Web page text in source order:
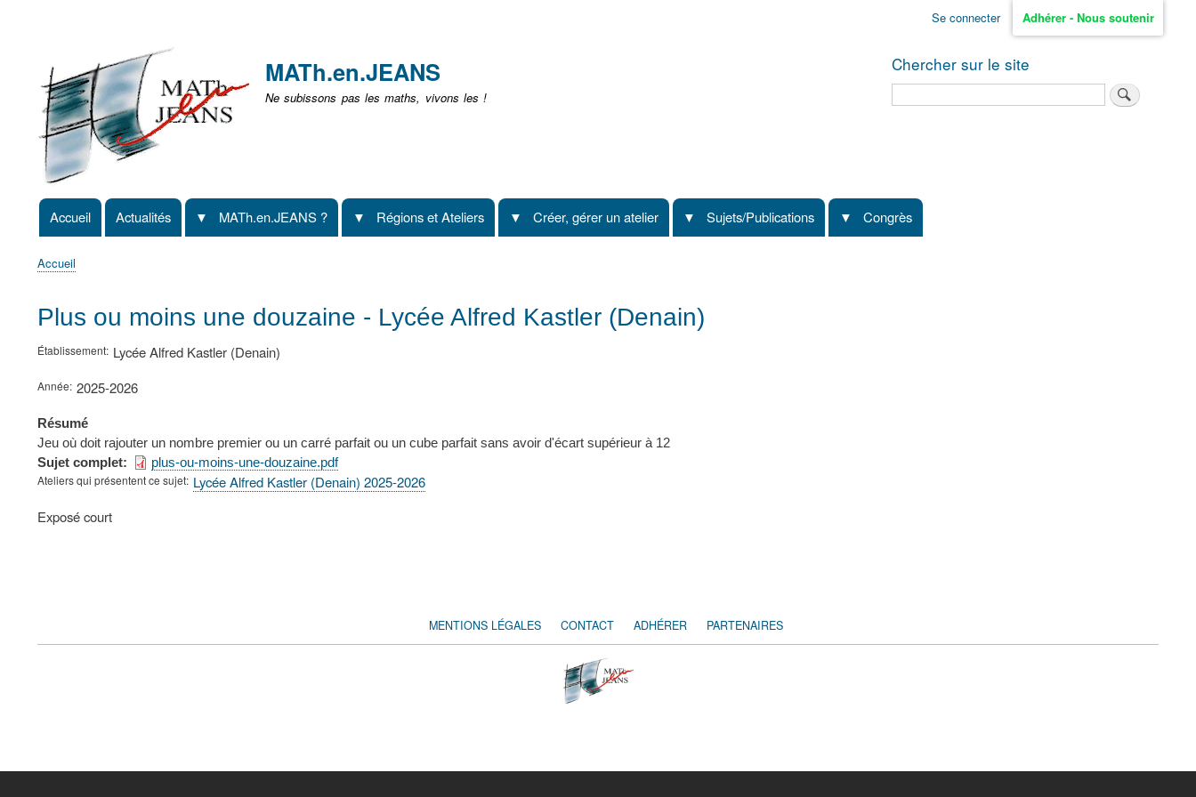
non
identifié
Se connecter Adhérer - Nous soutenir
MATh.en.JEANS
Ne subissons pas les maths, vivons les !
Chercher sur le site
Navigation
principale
Accueil Actualités MATh.en.JEANS ? Régions et Ateliers Créer, gérer un atelier Sujets/Publications Congrès
d'Ariane
Accueil
Plus ou moins une douzaine - Lycée Alfred Kastler (Denain)
Établissement Lycée Alfred Kastler (Denain)
Année 2025-2026
Résumé
Jeu où doit rajouter un nombre premier ou un carré parfait ou un cube parfait sans avoir d'écart supérieur à 12
Sujet complet
plus-ou-moins-une-douzaine.pdf
Ateliers qui présentent ce sujet Lycée Alfred Kastler (Denain) 2025-2026
Type
Exposé court
FOOTER
MENTIONS LÉGALES CONTACT ADHÉRER PARTENAIRES